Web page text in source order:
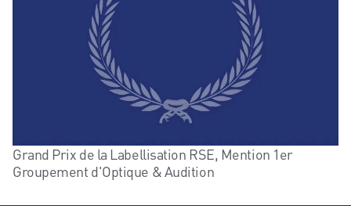
Grand Prix de la Labellisation RSE, Mention 1er
Groupement d'Optique & Audition